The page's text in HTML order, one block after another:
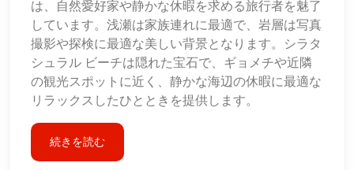
は、自然愛好家や静かな休暇を求める旅行者を魅了
しています。浅瀬は家族連れに最適で、岩層は写真
撮影や探検に最適な美しい背景となります。シラタ
シュラル ビーチは隠れた宝石で、ギョメチや近隣
の観光スポットに近く、静かな海辺の休暇に最適な
リラックスしたひとときを提供します。
続きを読む